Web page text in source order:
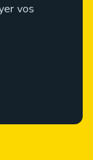
vos